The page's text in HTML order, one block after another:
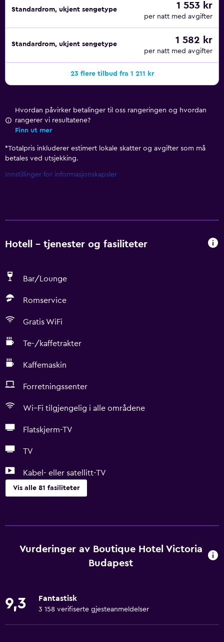
Standardrom, ukjent sengetype 1 553 kr
per natt med avgifter
Standardrom, ukjent sengetype 1 582 kr
per natt med avgifter
23 flere tilbud fra 1 211 kr
Hvordan påvirker betalinger til oss rangeringen og hvordan
rangerer vi resultatene?
Finn ut mer
*Totalpris inkluderer estimert lokale skatter og avgifter som må
betales ved utsjekking.
Innstillinger for informasjonskapsler
Hotell – tjenester og fasiliteter
Bar/Lounge
Romservice
Gratis WiFi
Te-/kaffetrakter
Kaffemaskin
Forretningssenter
Wi–Fi tilgjengelig i alle områdene
Flatskjerm-TV
TV
Kabel- eller satellitt-TV
Vis alle 81 fasiliteter
Gratis WiFi
Wi–Fi tilgjengelig i alle områdene
Brannslukkingsapparat
Gratis toalettartikler
Vurderinger av Boutique Hotel Victoria
Budapest
9,3 Fantastisk
3 158 verifiserte gjesteanmeldelser